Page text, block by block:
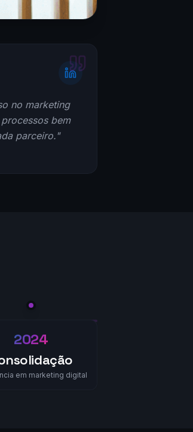
no marketing
bem
parceiro."
2024
em marketing digital